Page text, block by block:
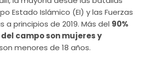
Estado Islámico (EI) y las Fuerzas
a principios de 2019. Más del 90%
campo son mujeres y
menores de 18 años.